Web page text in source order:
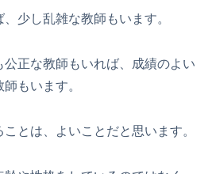
少し乱雑な教師もいます。
正な教師もいれば、成績のよい
もいます。
とは、よいことだと思います。